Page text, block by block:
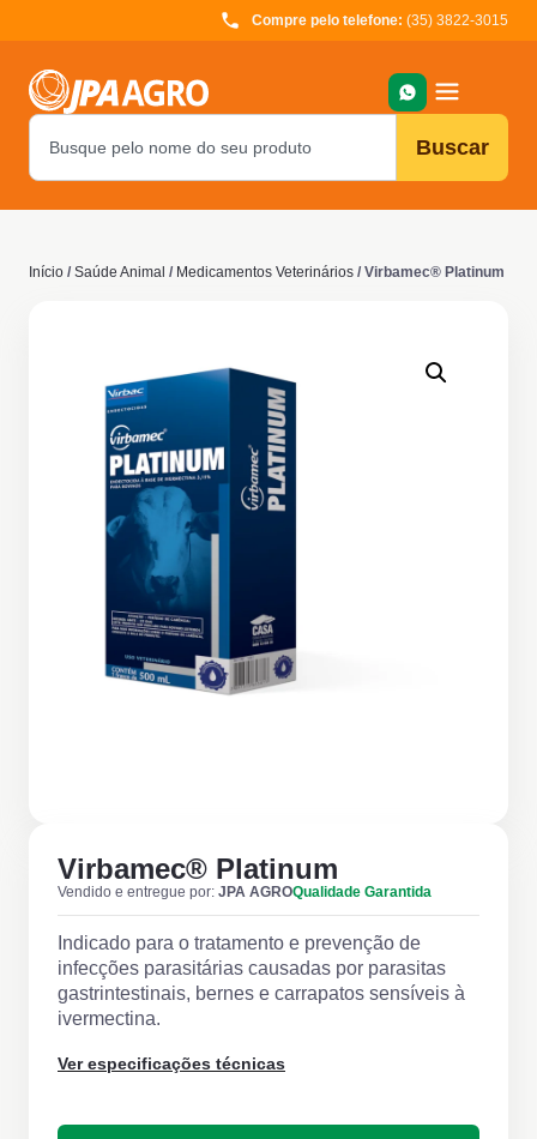
Compre pelo telefone: (35) 3822-3015
Buscar
Início / Saúde Animal / Medicamentos Veterinários / Virbamec® Platinum
Virbamec® Platinum
Vendido e entregue por: JPA AGROQualidade Garantida
Indicado para o tratamento e prevenção de
infecções parasitárias causadas por parasitas
gastrintestinais, bernes e carrapatos sensíveis à
ivermectina.
Ver especificações técnicas